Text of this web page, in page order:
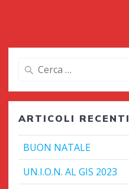
Ricerca
ARTICOLI RECENTI
BUON NATALE
UN.I.O.N. AL GIS 2023